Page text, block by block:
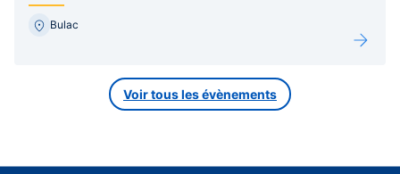
Bulac
Voir tous les évènements